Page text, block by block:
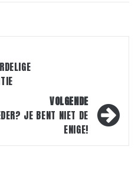
VOLGENDE
JE BENT NIET DE
ENIGE!